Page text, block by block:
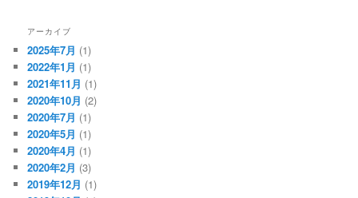
アーカイブ
2025年7月 (1)
2022年1月 (1)
2021年11月 (1)
2020年10月 (2)
2020年7月 (1)
2020年5月 (1)
2020年4月 (1)
2020年2月 (3)
2019年12月 (1)